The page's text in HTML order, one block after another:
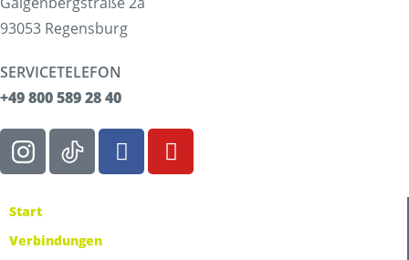
93053 Regensburg
SERVICETELEFON
+49 800 589 28 40
Start
Verbindungen